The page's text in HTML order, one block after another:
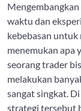
waktu dan
kebebasan untuk
menemukan apa
seorang trader
melakukan
sangat singkat.
strategi tersebut